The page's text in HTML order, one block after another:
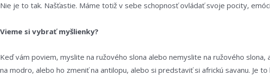
Nie je to tak. Našťastie. Máme totiž v sebe schopnosť ovládať svoje pocity,
Vieme si vybrať myšlienky?
Keď vám poviem, myslite na ružového slona alebo nemyslite na ružového
na modro, alebo ho zmeniť na antilopu, alebo si predstaviť si africkú savanu. Je